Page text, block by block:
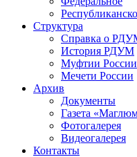
Структура
Справка о
История РДУМ
Муфтии России
Мечети России
Архив
Документы
Газета
Фотогалерея
Видеогалерея
Контакты